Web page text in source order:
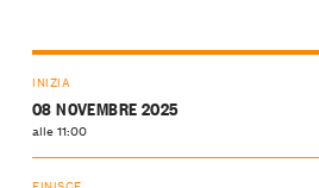
INIZIA
08 NOVEMBRE 2025
alle 11:00